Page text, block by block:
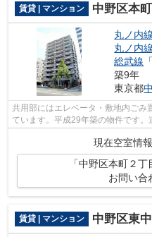
賃貸 | マンション 中野区本
丸ノ内線
丸ノ内線
総武線
築9年
東京都
共用部にはエレベータ・敷地内ごみ
ています。平成29年築の物件です
ね。13階建てで街並みにも馴染んだ
現在空室情
「中野区本町２
お問い合
賃貸 | マンション 中野区東